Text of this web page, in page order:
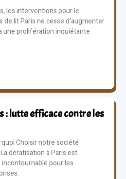
les interventions pour le
lit Paris ne cesse d’augmenter
une prolifération inquiétante
: lutte efficace contre les
Choisir notre société
dératisation à Paris est
pour les